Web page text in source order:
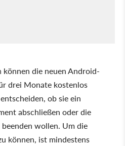
können die neuen Android-
drei Monate kostenlos
ob sie ein
abschließen oder die
wollen. Um die
können, ist mindestens